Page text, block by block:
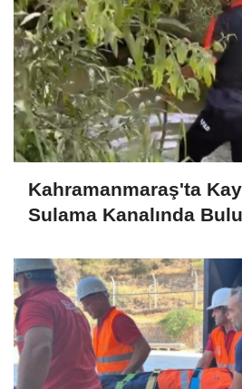
Kahramanmaraş'ta
Sulama Kanalında